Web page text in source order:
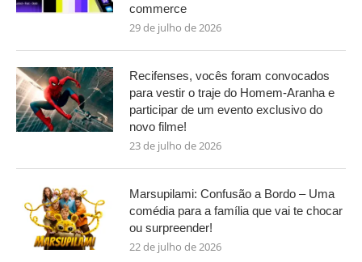
commerce
29 de julho de 2026
Recifenses, vocês foram convocados
para vestir o traje do Homem-Aranha e
participar de um evento exclusivo do
novo filme!
23 de julho de 2026
Marsupilami: Confusão a Bordo – Uma
comédia para a família que vai te chocar
ou surpreender!
22 de julho de 2026